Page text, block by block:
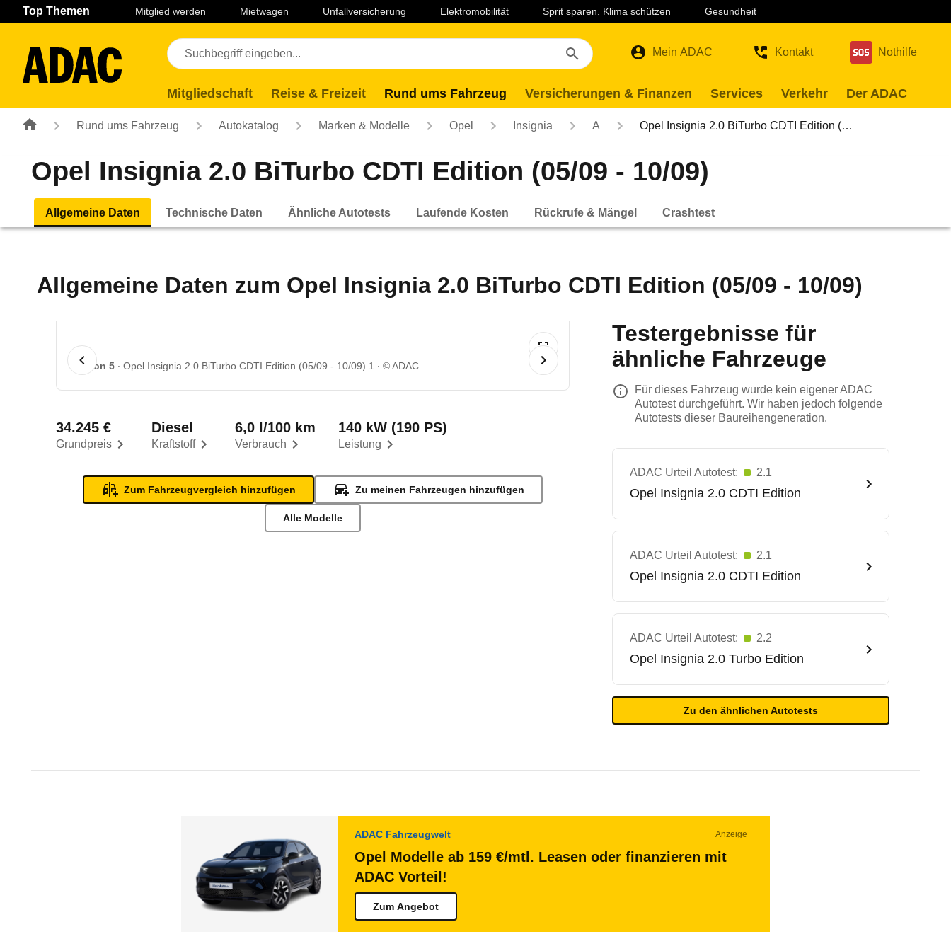
Navigation Seiteninhalt Fußzeile
Top Themen Mitglied werden Mietwagen Unfallversicherung Elektromobilität Sprit sparen. Klima schützen Gesundheit
Mein ADAC Kontakt Nothilfe
Mitgliedschaft Reise & Freizeit Rund ums Fahrzeug Versicherungen & Finanzen Services Verkehr Der ADAC
Rund ums Fahrzeug Autokatalog Marken & Modelle Opel Insignia A Opel Insignia 2.0 BiTurbo CDTI Edition (…
Opel Insignia 2.0 BiTurbo CDTI Edition (05/09 - 10/09)
Allgemeine Daten Technische Daten Ähnliche Autotests Laufende Kosten Rückrufe & Mängel Crashtest
Allgemeine Daten zum Opel Insignia 2.0 BiTurbo CDTI Edition (05/09 - 10/09)
1 von 5 Opel Insignia 2.0 BiTurbo CDTI Edition (05/09 - 10/09) 1 © ADAC
Grundpreis
34.245 €
Kraftstoff
Diesel
Verbrauch
6,0 l/100 km
Leistung
140 kW (190 PS)
Zum Fahrzeugvergleich hinzufügen Zu meinen Fahrzeugen hinzufügen
Alle Modelle
Testergebnisse für
ähnliche Fahrzeuge
Für dieses Fahrzeug wurde kein eigener ADAC
Autotest durchgeführt. Wir haben jedoch folgende
Autotests dieser Baureihengeneration.
ADAC Urteil Autotest: 2.1
Opel Insignia 2.0 CDTI Edition
ADAC Urteil Autotest: 2.1
Opel Insignia 2.0 CDTI Edition
ADAC Urteil Autotest: 2.2
Opel Insignia 2.0 Turbo Edition
Zu den ähnlichen Autotests
ADAC Fahrzeugwelt Anzeige
Opel Modelle ab 159 €/mtl. Leasen oder finanzieren mit
ADAC Vorteil!
Zum Angebot